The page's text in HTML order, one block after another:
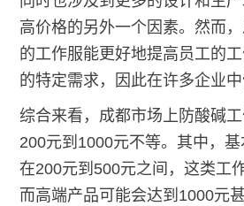
高价格的另外一个因素。然而
的工作服能更好地提高员工的
的特定需求，因此在许多企业中
综合来看，成都市场上防酸碱
200元到1000元不等。其中，
在200元到500元之间，这类工
而高端产品可能会达到1000元